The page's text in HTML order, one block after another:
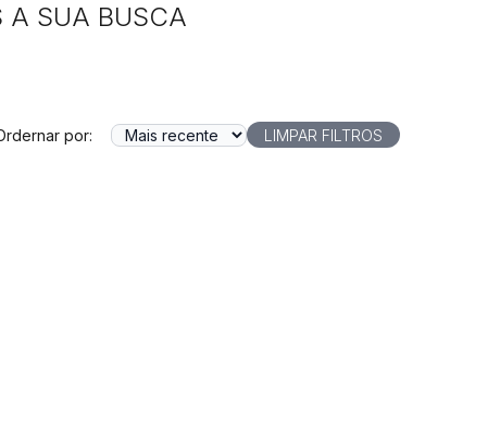
A SUA BUSCA
por: LIMPAR FILTROS